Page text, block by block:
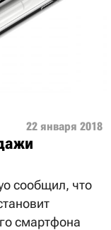
22 января 2018
сообщил, что
смартфона